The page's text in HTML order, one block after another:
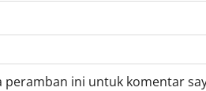
peramban ini untuk komentar